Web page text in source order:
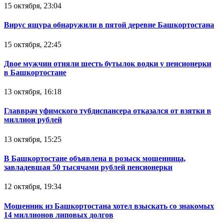
15 октября, 23:04
Вирус ящура обнаружили в пятой деревне Башкортостана
15 октября, 22:45
Двое мужчин отняли шесть бутылок водки у пенсионерки
в Башкортостане
13 октября, 16:18
Главврач уфимского тубдиспансера отказался от взятки в
миллион рублей
13 октября, 15:25
В Башкортостане объявлена в розыск мошенница,
завладевшая 50 тысячами рублей пенсионерки
12 октября, 19:34
Мошенник из Башкортостана хотел взыскать со знакомых
14 миллионов липовых долгов